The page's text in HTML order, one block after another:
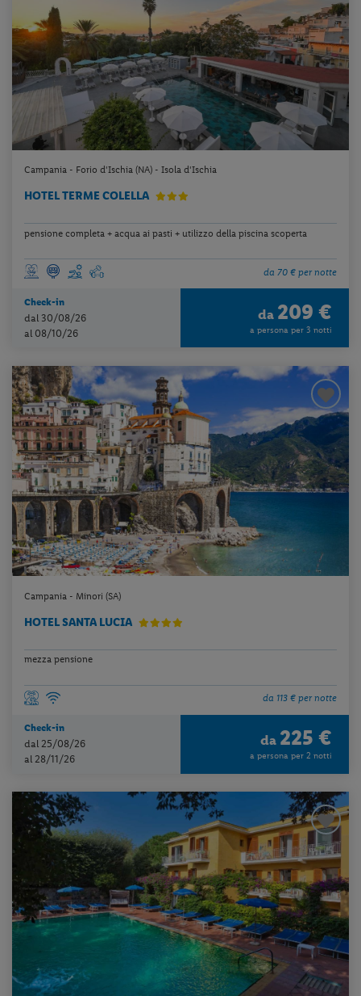
Campania - Forio d'Ischia (NA) - Isola d'Ischia
HOTEL TERME COLELLA
pensione completa + acqua ai pasti + utilizzo della piscina scoperta
da 70 € per notte
Check-in
dal 30/08/26
al 08/10/26
da 209 €
a persona per 3 notti
Campania - Minori (SA)
HOTEL SANTA LUCIA
mezza pensione
da 113 € per notte
Check-in
dal 25/08/26
al 28/11/26
da 225 €
a persona per 2 notti